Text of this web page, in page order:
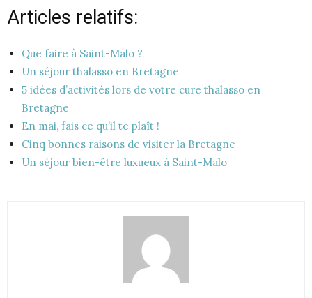
Articles relatifs:
Que faire à Saint-Malo ?
Un séjour thalasso en Bretagne
5 idées d’activités lors de votre cure thalasso en
Bretagne
En mai, fais ce qu’il te plaît !
Cinq bonnes raisons de visiter la Bretagne
Un séjour bien-être luxueux à Saint-Malo